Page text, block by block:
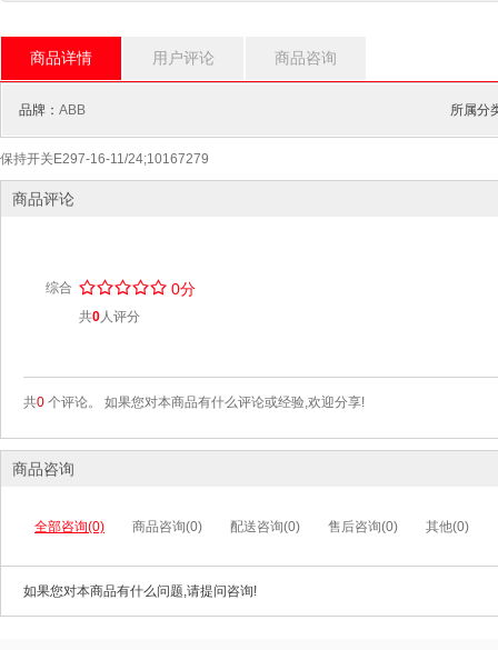
商品详情 用户评论 商品咨询
品牌： ABB 所属分
保持开关E297-16-11/24;10167279
商品评论
综合 /////
..... 0分
共0人评分
共0 个评论。 如果您对本商品有什么评论或经验,欢迎分享!
商品咨询
全部咨询(0) 商品咨询(0) 配送咨询(0) 售后咨询(0) 其他(0)
如果您对本商品有什么问题,请提问咨询!